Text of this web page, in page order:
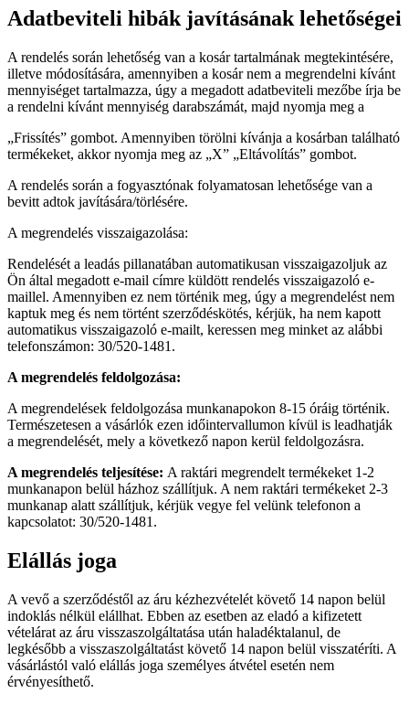
Adatbeviteli hibák javításának lehetőségei
A rendelés során lehetőség van a kosár tartalmának megtekintésére,
illetve módosítására, amennyiben a kosár nem a megrendelni kívánt
mennyiséget tartalmazza, úgy a megadott adatbeviteli mezőbe írja be
a rendelni kívánt mennyiség darabszámát, majd nyomja meg a
„Frissítés” gombot. Amennyiben törölni kívánja a kosárban található
termékeket, akkor nyomja meg az „X” „Eltávolítás” gombot.
A rendelés során a fogyasztónak folyamatosan lehetősége van a
bevitt adtok javítására/törlésére.
A megrendelés visszaigazolása:
Rendelését a leadás pillanatában automatikusan visszaigazoljuk az
Ön által megadott e-mail címre küldött rendelés visszaigazoló e-
maillel. Amennyiben ez nem történik meg, úgy a megrendelést nem
kaptuk meg és nem történt szerződéskötés, kérjük, ha nem kapott
automatikus visszaigazoló e-mailt, keressen meg minket az alábbi
telefonszámon: 30/520-1481.
A megrendelés feldolgozása:
A megrendelések feldolgozása munkanapokon 8-15 óráig történik.
Természetesen a vásárlók ezen időintervallumon kívül is leadhatják
a megrendelését, mely a következő napon kerül feldolgozásra.
A megrendelés teljesítése: A raktári megrendelt termékeket 1-2
munkanapon belül házhoz szállítjuk. A nem raktári termékeket 2-3
munkanap alatt szállítjuk, kérjük vegye fel velünk telefonon a
kapcsolatot: 30/520-1481.
Elállás joga
A vevő a szerződéstől az áru kézhezvételét követő 14 napon belül
indoklás nélkül elállhat. Ebben az esetben az eladó a kifizetett
vételárat az áru visszaszolgáltatása után haladéktalanul, de
legkésőbb a visszaszolgáltatást követő 14 napon belül visszatéríti. A
vásárlástól való elállás joga személyes átvétel esetén nem
érvényesíthető.